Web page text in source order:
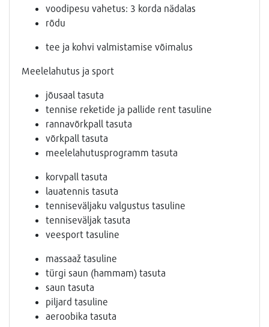
voodipesu vahetus: 3 korda nädalas
rõdu
tee ja kohvi valmistamise võimalus
Meelelahutus ja sport
jõusaal tasuta
tennise reketide ja pallide rent tasuline
rannavõrkpall tasuta
võrkpall tasuta
meelelahutusprogramm tasuta
korvpall tasuta
lauatennis tasuta
tenniseväljaku valgustus tasuline
tenniseväljak tasuta
veesport tasuline
massaaž tasuline
türgi saun (hammam) tasuta
saun tasuta
piljard tasuline
aeroobika tasuta